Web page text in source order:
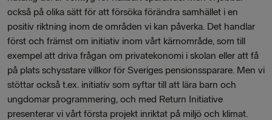
också på olika sätt för att försöka förändra samhället i en
positiv riktning inom de områden vi kan påverka. Det handlar
först och främst om initiativ inom vårt kärnområde, som till
exempel att driva frågan om privatekonomi i skolan eller att få
på plats schysstare villkor för Sveriges pensionssparare. Men vi
stöttar också t.ex. initiativ som syftar till att lära barn och
ungdomar programmering, och med Return Initiative
presenterar vi vårt första projekt inriktat på miljö och klimat.